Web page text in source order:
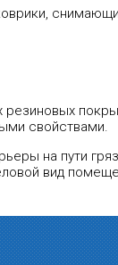
свойствами.
на пути
вид